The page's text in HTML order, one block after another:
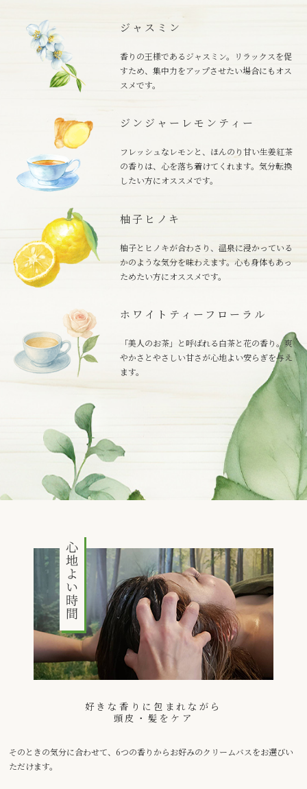
ジャスミン
香りの王様であるジャスミン。リラックスを促
すため、集中力をアップさせたい場合にもオス
スメです。
ジンジャーレモンティー
フレッシュなレモンと、ほんのり甘い生姜紅茶
の香りは、心を落ち着けてくれます。気分転換
したい方にオススメです。
柚子ヒノキ
柚子とヒノキが合わさり、温泉に浸かっている
かのような気分を味わえます。心も身体もあっ
ためたい方にオススメです。
ホワイトティーフローラル
「美人のお茶」と呼ばれる白茶と花の香り。爽
やかさとやさしい甘さが心地よい安らぎを与え
ます。
好きな香りに包まれながら
頭皮・髪をケア
そのときの気分に合わせて、6つの香りからお好みのクリームバスをお選びい
ただけます。